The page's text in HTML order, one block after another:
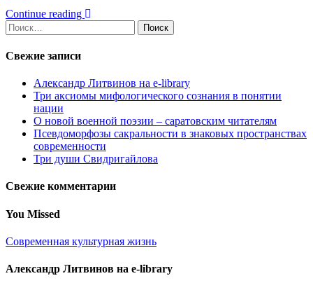
Отправить
Continue reading
Найти:
Свежие записи
Александр Литвинов на e-library
Три аксиомы мифологического сознания в понятии
нации
О новой военной поэзии – саратовским читателям
Псевдоморфозы сакральности в знаковых пространствах
современности
Три души Свидригайлова
Свежие комментарии
You Missed
Современная культурная жизнь
Александр Литвинов на e-library